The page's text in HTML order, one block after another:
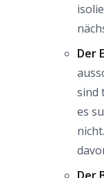
Der
sind
es